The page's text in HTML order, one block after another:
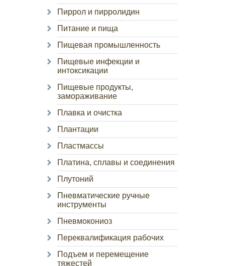
Пиррол и пирролидин
Питание и пища
Пищевая промышленность
Пищевые инфекции и
интоксикации
Пищевые продукты,
замораживание
Плавка и очистка
Плантации
Пластмассы
Платина, сплавы и соединения
Плутоний
Пневматические ручные
инструменты
Пневмокониоз
Переквалификация рабочих
Подъем и перемещение
тяжестей